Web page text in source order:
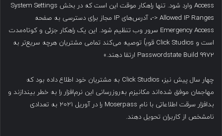
Access وارد شود. تنها راهکار موقت این است که در بخش System Settings
-> Allowed IP Ranges، آدرس‌های IP مجاز برای دسترسی به صفحه
Emergency Access سرور وب تنظیم شود. این یک راهکار جزئی و کوتاه‌مدت
است و Click Studios قویاً توصیه می‌کند تمامی مشتریان هرچه سریع‌تر به
Passwordstate Build 9972 ارتقا دهند.»
چهار سال پیش نیز، Click Studios به مشتریان خود اطلاع داده بود که
مهاجمان موفق شده‌اند مکانیزم به‌روزرسانی این نرم‌افزار را به خطر بیندازند و
بدافزار سرقت اطلاعاتی با نام Moserpass را در آوریل ۲۰۲۱ به تعدادی
نامشخص از کاربران تحویل دهند.